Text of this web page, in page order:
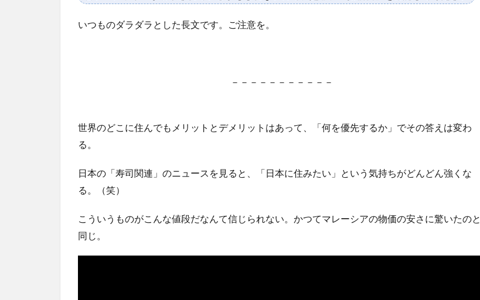
いつものダラダラとした長文です。ご注意を。
－－－－－－－－－－－
世界のどこに住んでもメリットとデメリットはあって、「何を優先するか」でその答えは変わ
る。
日本の「寿司関連」のニュースを見ると、「日本に住みたい」という気持ちがどんどん強くな
る。（笑）
こういうものがこんな値段だなんて信じられない。かつてマレーシアの物価の安さに驚いたのと
同じ。